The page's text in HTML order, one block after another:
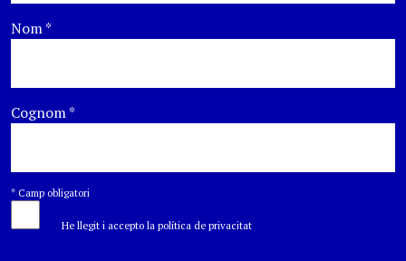
Nom*
Cognom*
* Camp obligatori
He llegit i accepto la política de privacitat